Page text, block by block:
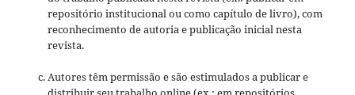
repositório institucional ou como capítulo de livro), com
reconhecimento de autoria e publicação inicial nesta
revista.
Autores têm permissão e são estimulados a publicar e